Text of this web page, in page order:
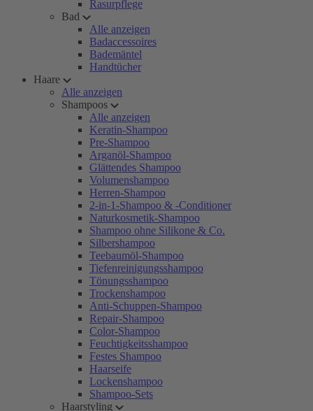
Rasurpflege
Bad
Alle anzeigen
Badaccessoires
Bademäntel
Handtücher
Haare
Alle anzeigen
Shampoos
Alle anzeigen
Keratin-Shampoo
Pre-Shampoo
Arganöl-Shampoo
Glättendes Shampoo
Volumenshampoo
Herren-Shampoo
2-in-1-Shampoo & -Conditioner
Naturkosmetik-Shampoo
Shampoo ohne Silikone & Co.
Silbershampoo
Teebaumöl-Shampoo
Tiefenreinigungsshampoo
Tönungsshampoo
Trockenshampoo
Anti-Schuppen-Shampoo
Repair-Shampoo
Color-Shampoo
Feuchtigkeitsshampoo
Festes Shampoo
Haarseife
Lockenshampoo
Shampoo-Sets
Haarstyling